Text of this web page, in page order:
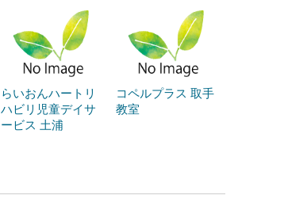
らいおんハートリ
ハビリ児童デイサ
ービス 土浦
コペルプラス 取手
教室